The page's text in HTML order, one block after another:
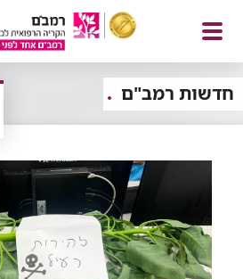
פתח
תפריט
חדשות רמב"ם